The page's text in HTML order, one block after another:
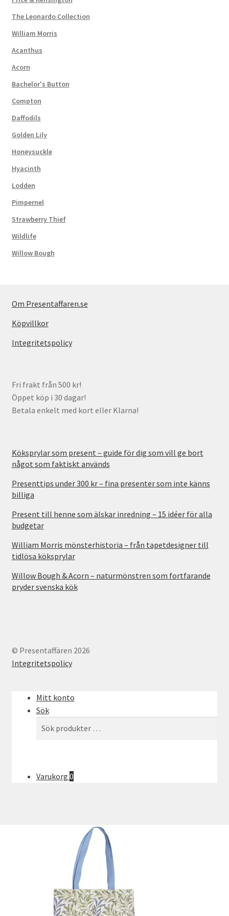
The Leonardo Collection
William Morris
Acanthus
Acorn
Bachelor's Button
Compton
Daffodils
Golden Lily
Honeysuckle
Hyacinth
Lodden
Pimpernel
Strawberry Thief
Wildlife
Willow Bough
Om Presentaffaren.se
Köpvillkor
Integritetspolicy
Fri frakt från 500 kr!
Öppet köp i 30 dagar!
Betala enkelt med kort eller Klarna!
Köksprylar som present – guide för dig som vill ge bort
något som faktiskt används
Presenttips under 300 kr – fina presenter som inte känns
billiga
Present till henne som älskar inredning – 15 idéer för alla
budgetar
William Morris mönsterhistoria – från tapetdesigner till
tidlösa köksprylar
Willow Bough & Acorn – naturmönstren som fortfarande
pryder svenska kök
© Presentaffären 2026
Integritetspolicy
Mitt konto
Sök
Varukorg 0